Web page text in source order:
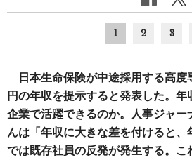
1 2 3
日本生命保険が中途採用する高
円の年収を提示すると発表した。
企業で活躍できるのか。人事ジャー
んは「年収に大きな差を付けると
では既存社員の反発が発生する。こ